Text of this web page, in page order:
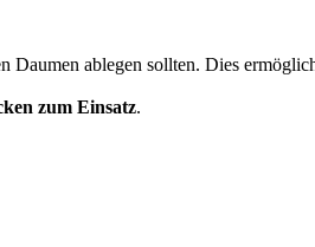
ablegen sollten. Dies
zum Einsatz.